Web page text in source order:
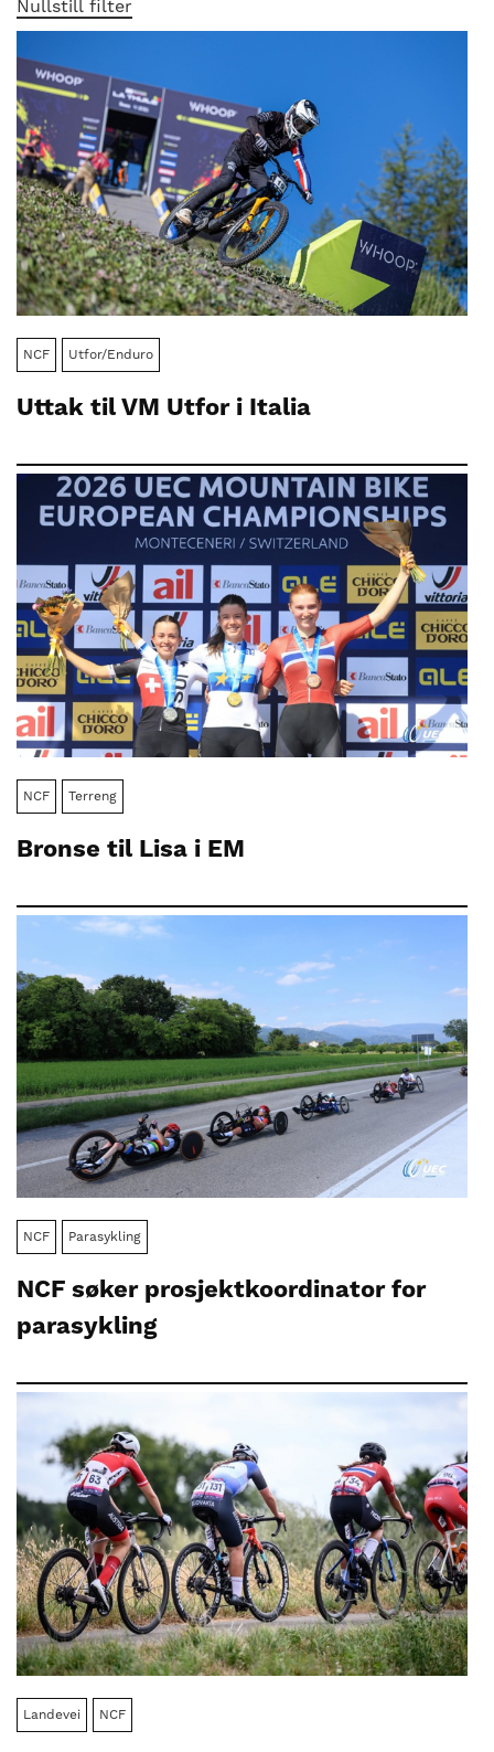
til
bli
en
folkesport.
Nullstill filter
NCF Utfor/Enduro
Uttak til VM Utfor i Italia
NCF Terreng
Bronse til Lisa i EM
NCF Parasykling
NCF søker prosjektkoordinator for
parasykling
Landevei NCF